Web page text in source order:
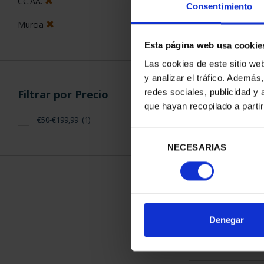
Consentimiento
Esta página web usa
Las cookies de este sitio
y analizar el tráfico.
redes sociales, publicidad y
que hayan recopilado a
consentimiento
NECESARIAS
Denegar
Murcia
Filtrar por Precio
€50-€199,99 (1)
CAPITALES
ORDENAR POR: